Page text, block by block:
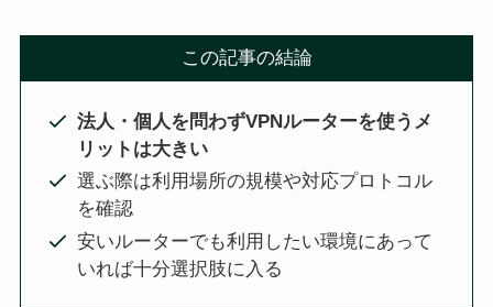
この記事の結論
法人・個人を問わずVPNルーターを使うメ
リットは大きい
選ぶ際は利用場所の規模や対応プロトコル
を確認
安いルーターでも利用したい環境にあって
いれば十分選択肢に入る